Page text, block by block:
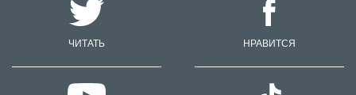
ЧИТАТЬ НРАВИТСЯ